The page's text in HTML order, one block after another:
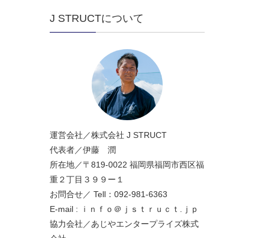
J STRUCTについて
運営会社／株式会社 J STRUCT
代表者／伊藤 潤
所在地／〒819-0022 福岡県福岡市西区福
重２丁目３９９ー１
お問合せ／ Tell：092-981-6363
E-mail : ｉｎｆｏ＠ｊｓｔｒｕｃｔ.ｊｐ
協力会社／あじやエンタープライズ株式